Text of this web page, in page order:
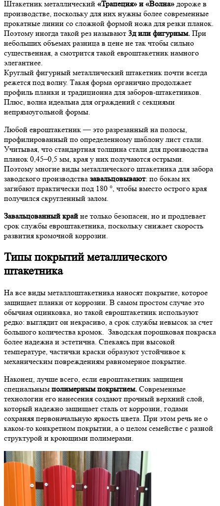
Штакетник металлический «Трапеция» и «Волна» дороже в
производстве, поскольку для них нужны более современные
прокатные линии со сложной формой ножа для резки планок.
Поэтому иногда такой рез называют 3д или фигурным. При
небольших объемах разница в цене не так чтобы сильно
существенная, а смотрится такой евроштакетник намного
элегантнее.
Круглый фигурный металлический штакетник почти всегда
режется под волну. Такая форма органично продолжает
профиль планки и традиционна для заборов-штакетников.
Плюс, волна идеальна для ограждений с секциями
непрямоугольной формы.
Любой евроштакетник — это разрезанный на полосы,
профилированный по определенному шаблону лист стали.
Учитывая, что стандартная толщина стали для производства
планок 0,45–0,5 мм, края у них получаются острыми.
Поэтому многие виды металлического штакетника для забора
заводского производства завальцовывают: по бокам их
загибают практически под 180 °, чтобы вместо острого края
получился скругленный залом.
Завальцованный край не только безопасен, но и продлевает
срок службы евроштакетника, поскольку снижает скорость
развития кромочной коррозии.
Типы покрытий металлического
штакетника
На все виды металлоштакетника наносят покрытие, которое
защищает планки от коррозии. В самом простом случае это
обычная оцинковка, но такой евроштакетник используют
редко: выглядит он некрасиво, а срок службы невысок за счет
большого количества кромок. Заводская порошковая покраска
более надежна и эстетична. Спекаясь при высокой
температуре, частички краски образуют устойчивое к
механическим повреждениям равномерное покрытие.
Наконец, лучше всего, если евроштакетник защищен
специальным полимерным покрытием. Современные
технологии его нанесения создают прочный верхний слой,
который надежно защищает сталь от коррозии, годами
сохраняя первоначальную яркость цвета. При этом речь не о
каком-то конкретном покрытии, а о целом семействе с разной
структурой и кроющими полимерами.